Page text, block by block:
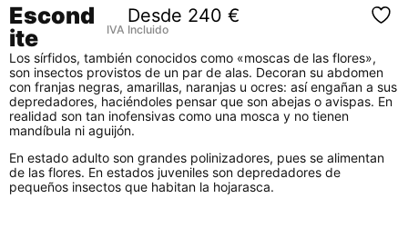
Escond
ite
Desde 240 €
IVA Incluido
Los sírfidos, también conocidos como «moscas de las flores»,
son insectos provistos de un par de alas. Decoran su abdomen
con franjas negras, amarillas, naranjas u ocres: así engañan a sus
depredadores, haciéndoles pensar que son abejas o avispas. En
realidad son tan inofensivas como una mosca y no tienen
mandíbula ni aguijón.
En estado adulto son grandes polinizadores, pues se alimentan
de las flores. En estados juveniles son depredadores de
pequeños insectos que habitan la hojarasca.